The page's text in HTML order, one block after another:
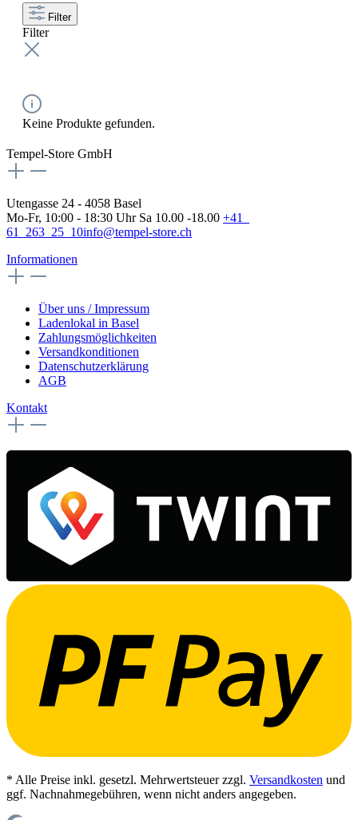
Filter
Filter
Keine Produkte gefunden.
Tempel-Store GmbH
Utengasse 24 - 4058 Basel
Mo-Fr, 10:00 - 18:30 Uhr Sa 10.00 -18.00 +41
61 263 25 10info@tempel-store.ch
Informationen
Über uns / Impressum
Ladenlokal in Basel
Zahlungsmöglichkeiten
Versandkonditionen
Datenschutzerklärung
AGB
Kontakt
* Alle Preise inkl. gesetzl. Mehrwertsteuer zzgl. Versandkosten und
ggf. Nachnahmegebühren, wenn nicht anders angegeben.